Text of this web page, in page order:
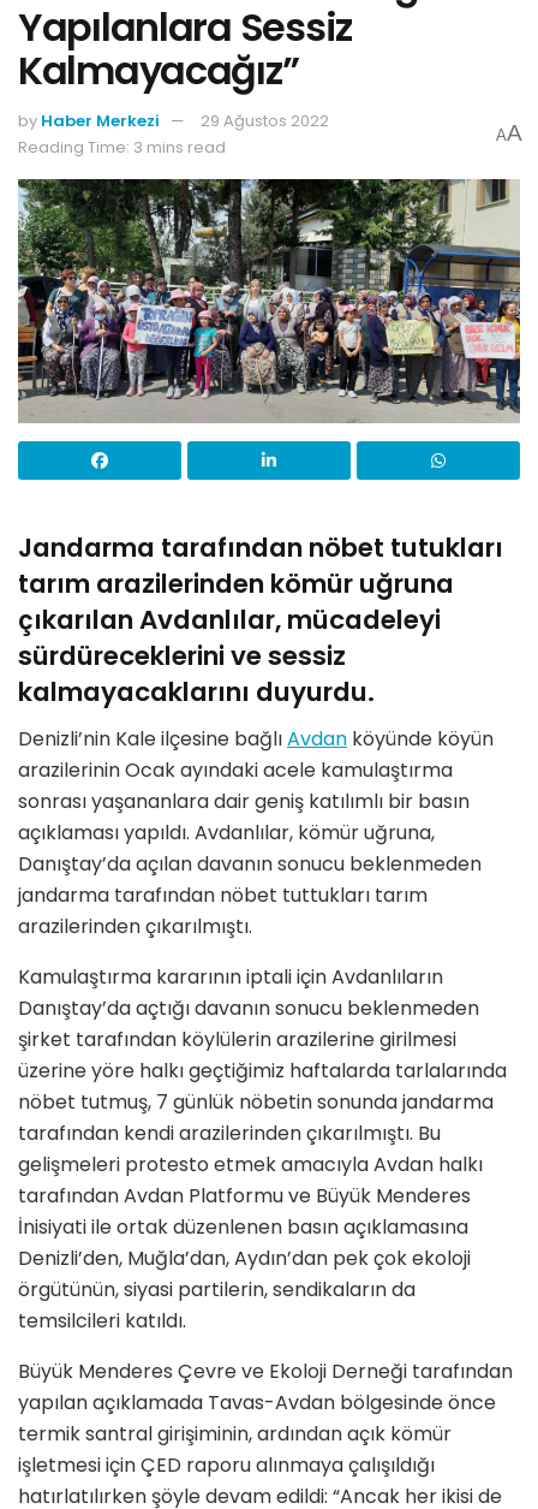
Yapılanlara Sessiz
Kalmayacağız”
by Haber Merkezi
29 Ağustos 2022
Reading Time: 3 mins read
AA
Jandarma tarafından nöbet tutukları
tarım arazilerinden kömür uğruna
çıkarılan Avdanlılar, mücadeleyi
sürdüreceklerini ve sessiz
kalmayacaklarını duyurdu.
Denizli’nin Kale ilçesine bağlıAvdan köyünde köyün
arazilerinin Ocak ayındaki acele kamulaştırma
sonrası yaşananlara dair geniş katılımlı bir basın
açıklaması yapıldı. Avdanlılar, kömür uğruna,
Danıştay’da açılan davanın sonucu beklenmeden
jandarma tarafından nöbet tuttukları tarım
arazilerinden çıkarılmıştı.
Kamulaştırma kararının iptali için Avdanlıların
Danıştay’da açtığı davanın sonucu beklenmeden
şirket tarafından köylülerin arazilerine girilmesi
üzerine yöre halkı geçtiğimiz haftalarda tarlalarında
nöbet tutmuş, 7 günlük nöbetin sonunda jandarma
tarafından kendi arazilerinden çıkarılmıştı. Bu
gelişmeleri protesto etmek amacıyla Avdan halkı
tarafından Avdan Platformu ve Büyük Menderes
İnisiyati ile ortak düzenlenen basın açıklamasına
Denizli’den, Muğla’dan, Aydın’dan pek çok ekoloji
örgütünün, siyasi partilerin, sendikaların da
temsilcileri katıldı.
Büyük Menderes Çevre ve Ekoloji Derneği tarafından
yapılan açıklamada Tavas-Avdan bölgesinde önce
termik santral girişiminin, ardından açık kömür
işletmesi için ÇED raporu alınmaya çalışıldığı
hatırlatılırken şöyle devam edildi: “Ancak her ikisi de